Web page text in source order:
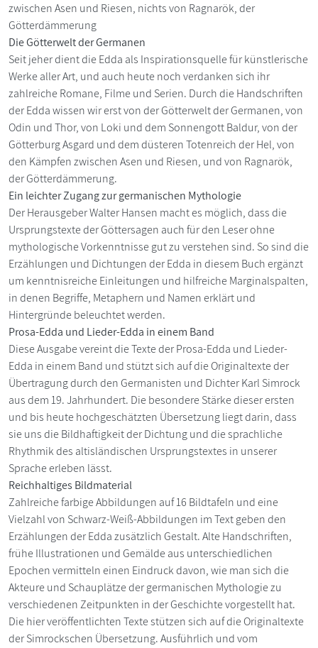
zwischen Asen und Riesen, nichts von Ragnarök, der
Götterdämmerung
Die Götterwelt der Germanen
Seit jeher dient die Edda als Inspirationsquelle für künstlerische
Werke aller Art, und auch heute noch verdanken sich ihr
zahlreiche Romane, Filme und Serien. Durch die Handschriften
der Edda wissen wir erst von der Götterwelt der Germanen, von
Odin und Thor, von Loki und dem Sonnengott Baldur, von der
Götterburg Asgard und dem düsteren Totenreich der Hel, von
den Kämpfen zwischen Asen und Riesen, und von Ragnarök,
der Götterdämmerung.
Ein leichter Zugang zur germanischen Mythologie
Der Herausgeber Walter Hansen macht es möglich, dass die
Ursprungstexte der Göttersagen auch für den Leser ohne
mythologische Vorkenntnisse gut zu verstehen sind. So sind die
Erzählungen und Dichtungen der Edda in diesem Buch ergänzt
um kenntnisreiche Einleitungen und hilfreiche Marginalspalten,
in denen Begriffe, Metaphern und Namen erklärt und
Hintergründe beleuchtet werden.
Prosa-Edda und Lieder-Edda in einem Band
Diese Ausgabe vereint die Texte der Prosa-Edda und Lieder-
Edda in einem Band und stützt sich auf die Originaltexte der
Übertragung durch den Germanisten und Dichter Karl Simrock
aus dem 19. Jahrhundert. Die besondere Stärke dieser ersten
und bis heute hochgeschätzten Übersetzung liegt darin, dass
sie uns die Bildhaftigkeit der Dichtung und die sprachliche
Rhythmik des altisländischen Ursprungstextes in unserer
Sprache erleben lässt.
Reichhaltiges Bildmaterial
Zahlreiche farbige Abbildungen auf 16 Bildtafeln und eine
Vielzahl von Schwarz-Weiß-Abbildungen im Text geben den
Erzählungen der Edda zusätzlich Gestalt. Alte Handschriften,
frühe Illustrationen und Gemälde aus unterschiedlichen
Epochen vermitteln einen Eindruck davon, wie man sich die
Akteure und Schauplätze der germanischen Mythologie zu
verschiedenen Zeitpunkten in der Geschichte vorgestellt hat.
Die hier veröffentlichten Texte stützen sich auf die Originaltexte
der Simrockschen Übersetzung. Ausführlich und vom